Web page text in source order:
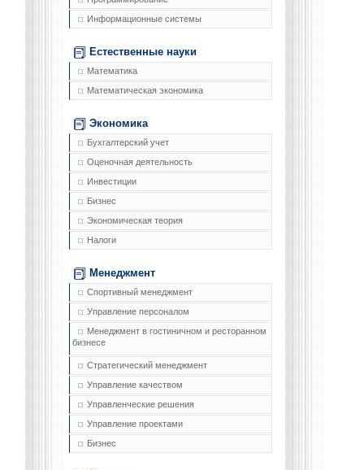
Информационные системы
Естественные науки
Математика
Математическая экономика
Экономика
Бухгалтерский учет
Оценочная деятельность
Инвестиции
Бизнес
Экономическая теория
Налоги
Менеджмент
Спортивный менеджмент
Управление персоналом
Менеджмент в гостиничном и ресторанном
бизнесе
Стратегический менеджмент
Управление качеством
Управленческие решения
Управление проектами
Бизнес